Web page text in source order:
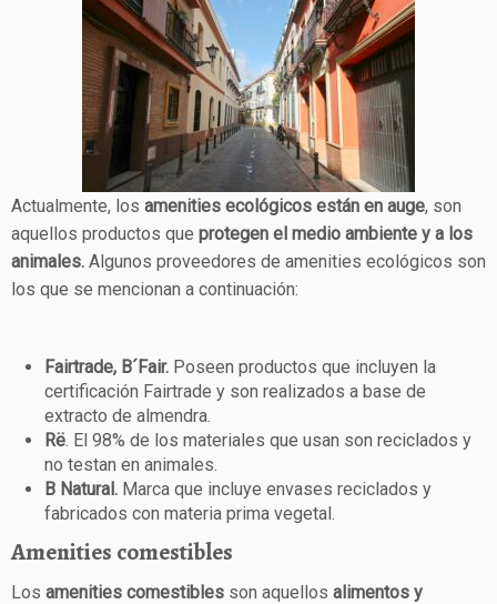
Actualmente, los amenities ecológicos están en auge, son
aquellos productos que protegen el medio ambiente y a los
animales. Algunos proveedores de amenities ecológicos son
los que se mencionan a continuación:
Fairtrade, B´Fair. Poseen productos que incluyen la
certificación Fairtrade y son realizados a base de
extracto de almendra.
Rë. El 98% de los materiales que usan son reciclados y
no testan en animales.
B Natural. Marca que incluye envases reciclados y
fabricados con materia prima vegetal.
Amenities comestibles
Los amenities comestibles son aquellos alimentos y